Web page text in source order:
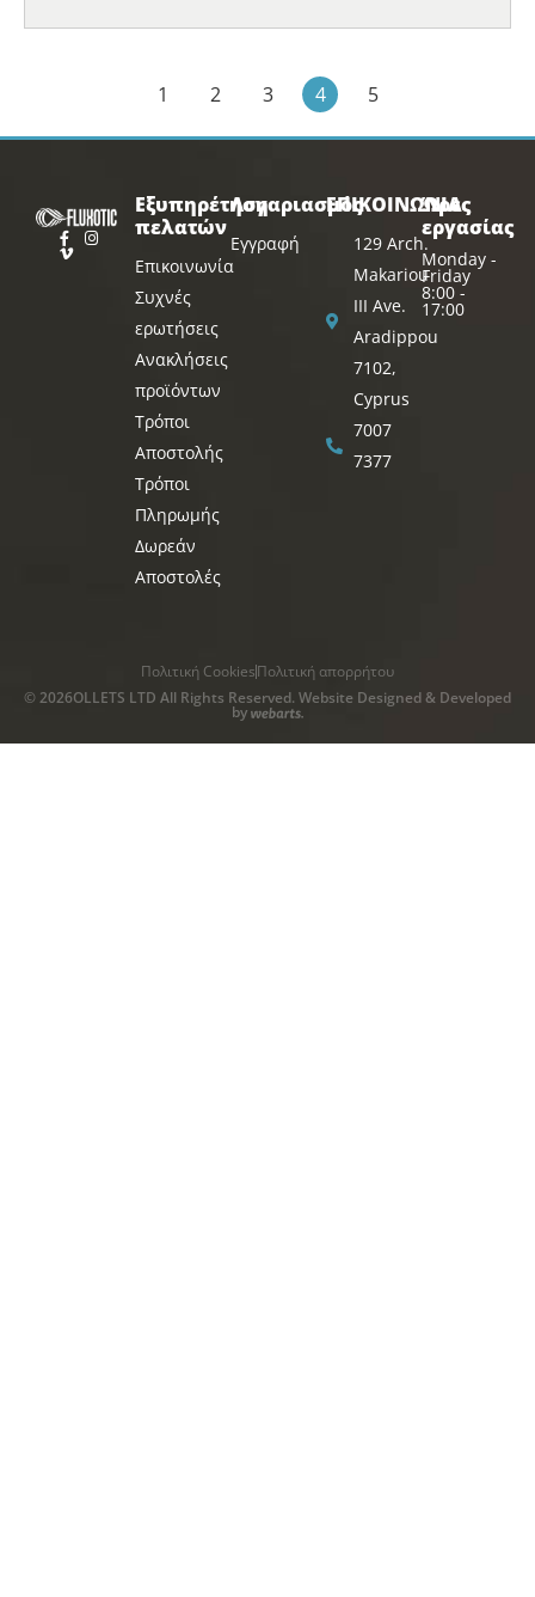
1 2 3 4 5
Εξυπηρέτηση
πελατών
Επικοινωνία
Συχνές
ερωτήσεις
Ανακλήσεις
προϊόντων
Τρόποι
Αποστολής
Τρόποι
Πληρωμής
Δωρεάν
Αποστολές
Λογαριασμός
Εγγραφή
ΕΠΙΚΟΙΝΩΝΙΑ
129 Arch.
Makariou
III Ave.
Aradippou
7102,
Cyprus
7007
7377
Ώρες
εργασίας
Monday -
Friday
8:00 -
17:00
© 2026OLLETS LTD All Rights Reserved. Website Designed & Developed
by
Πολιτική CookiesΠολιτική απορρήτου